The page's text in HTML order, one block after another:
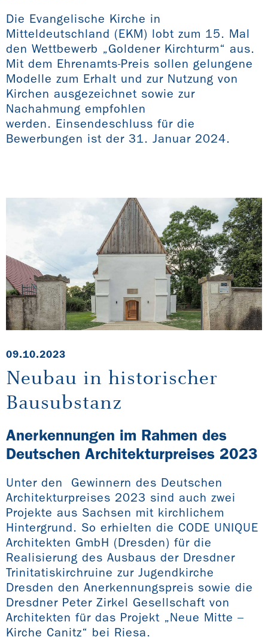
Die Evangelische Kirche in
Mitteldeutschland (EKM) lobt zum 15. Mal
den Wettbewerb „Goldener Kirchturm“ aus.
Mit dem Ehrenamts-Preis sollen gelungene
Modelle zum Erhalt und zur Nutzung von
Kirchen ausgezeichnet sowie zur
Nachahmung empfohlen
werden. Einsendeschluss für die
Bewerbungen ist der 31. Januar 2024.
09.10.2023
Neubau in historischer
Bausubstanz
Anerkennungen im Rahmen des
Deutschen Architekturpreises 2023
Unter den Gewinnern des Deutschen
Architekturpreises 2023 sind auch zwei
Projekte aus Sachsen mit kirchlichem
Hintergrund. So erhielten die CODE UNIQUE
Architekten GmbH (Dresden) für die
Realisierung des Ausbaus der Dresdner
Trinitatiskirchruine zur Jugendkirche
Dresden den Anerkennungspreis sowie die
Dresdner Peter Zirkel Gesellschaft von
Architekten für das Projekt „Neue Mitte –
Kirche Canitz“ bei Riesa.